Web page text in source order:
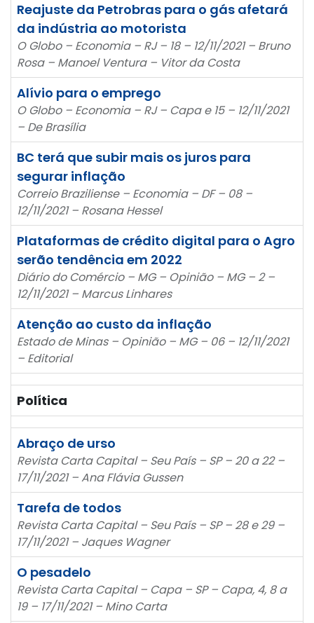
Reajuste da Petrobras para o gás afetará
da indústria ao motorista
O Globo – Economia – RJ – 18 – 12/11/2021 – Bruno
Rosa – Manoel Ventura – Vitor da Costa
Alívio para o emprego
O Globo – Economia – RJ – Capa e 15 – 12/11/2021
– De Brasília
BC terá que subir mais os juros para
segurar inflação
Correio Braziliense – Economia – DF – 08 –
12/11/2021 – Rosana Hessel
Plataformas de crédito digital para o Agro
serão tendência em 2022
Diário do Comércio – MG – Opinião – MG – 2 –
12/11/2021 – Marcus Linhares
Atenção ao custo da inflação
Estado de Minas – Opinião – MG – 06 – 12/11/2021
– Editorial
Política
Abraço de urso
Revista Carta Capital – Seu País – SP – 20 a 22 –
17/11/2021 – Ana Flávia Gussen
Tarefa de todos
Revista Carta Capital – Seu País – SP – 28 e 29 –
17/11/2021 – Jaques Wagner
O pesadelo
Revista Carta Capital – Capa – SP – Capa, 4, 8 a
19 – 17/11/2021 – Mino Carta